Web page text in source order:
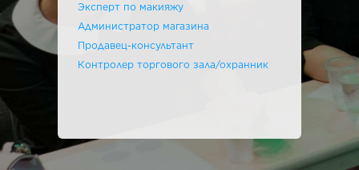
Эксперт по макияжу
Администратор магазина
Продавец-консультант
Контролер торгового зала/охранник